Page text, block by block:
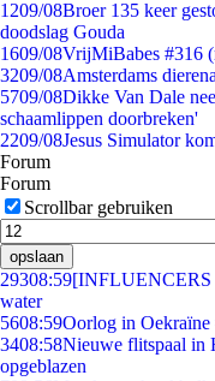
1209/08Broer 135 keer
doodslag Gouda
1609/08VrijMiBabes #316
3209/08Amsterdams
5709/08Dikke Van Dale
schaamlippen doorbreken'
2209/08Jesus Simulator
Forum
Forum
Scrollbar gebruiken
opslaan
29308:59[INFLUENCERS
water
5608:59Oorlog in Oekraïne
3408:58Nieuwe flitspaal in
opgeblazen